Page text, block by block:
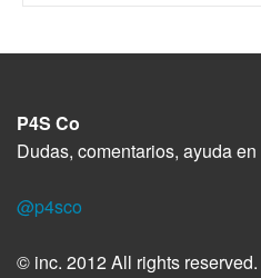
P4S Co
Dudas, comentarios, ayuda en
@p4sco
© inc. 2012 All rights reserved.